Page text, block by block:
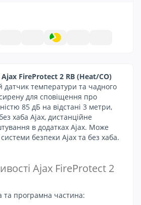
FireProtect 2 RB (Heat/CO)
датчик температури та чадного
для сповіщення про
85 дБ на відстані 3 метри,
хаба Ajax, дистанційне
в додатках Ajax. Може
безпеки Ajax та без хаба.
Ajax FireProtect 2
та програмна частина: